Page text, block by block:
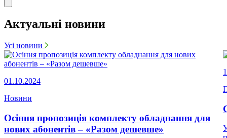
Актуальні новини
Усі новини
01.10.2024
Новини
Осіння пропозиція комплекту обладнання для
нових абонентів – «Разом дешевше»